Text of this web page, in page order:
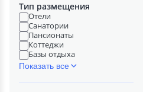
Тип размещения
Отели
Санатории
Пансионаты
Коттеджи
Базы отдыха
Показать все